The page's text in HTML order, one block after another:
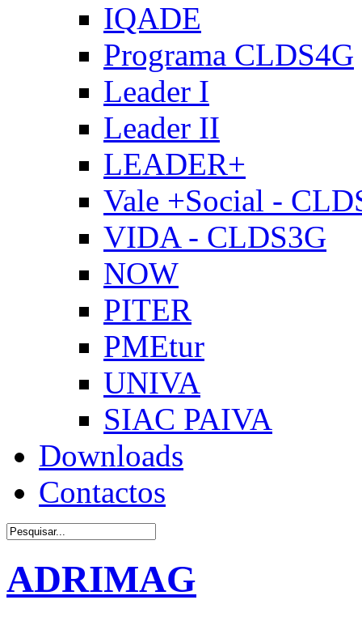
IQADE
Programa CLDS4G
Leader I
Leader II
LEADER+
Vale +Social -
VIDA - CLDS3G
NOW
PITER
PMEtur
UNIVA
SIAC PAIVA
Downloads
Contactos
ADRIMAG